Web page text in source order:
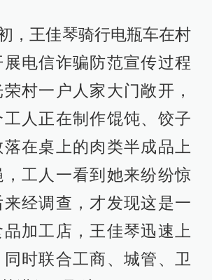
，王佳琴骑行电瓶车在村
展电信诈骗防范宣传过程
村一户人家大门敞开，
工人正在制作馄饨、饺子
在桌上的肉类半成品上
工人一看到她来纷纷惊
经调查，才发现这是一
加工店，王佳琴迅速上
时联合工商、城管、卫